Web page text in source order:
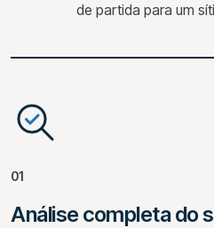
de partida para um
01
Análise completa do